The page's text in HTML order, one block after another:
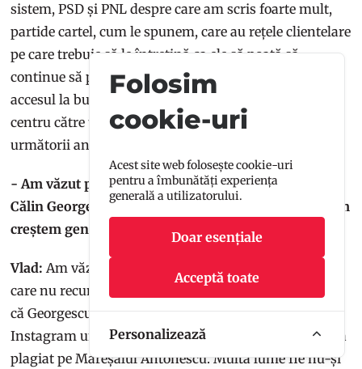
sistem, PSD și PNL despre care am scris foarte mult,
partide cartel, cum le spunem, care au rețele clientelare
pe care trebuie să le întrețină ca ele să poată să
continue să performeze electoral. Asta înseamnă
accesul la bugetul de stat și bani care se scurg dinspre
centru către teritoriu ca să asigure stabilitatea lor în
următorii ani.
- Am văzut pe statistici că 31% dintre votanții lui
Călin Georgescu sunt tineri de până în 24 de ani. Cum
creștem generații care să prețuiască democrația?
Vlad:Am văzut și acea statistică, am văzut oameni
care nu recunosc discurs legionar când îl aud, pentru
că Georgescu are același discurs. Este viral acum pe
Instagram un discurs în care l-a copiat mot-a-mot, l-a
plagiat pe Mareșalul Antonescu. Multă lume fie nu-și
Folosim
cookie-uri
Acest site web folosește cookie-uri
pentru a îmbunătăți experiența
generală a utilizatorului.
Doar esențiale
Acceptă toate
Personalizează